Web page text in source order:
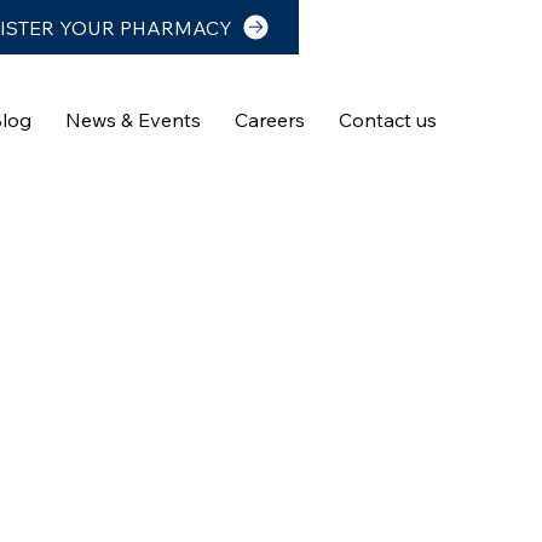
News & Events Careers Contact us
YOUR PHARMACY